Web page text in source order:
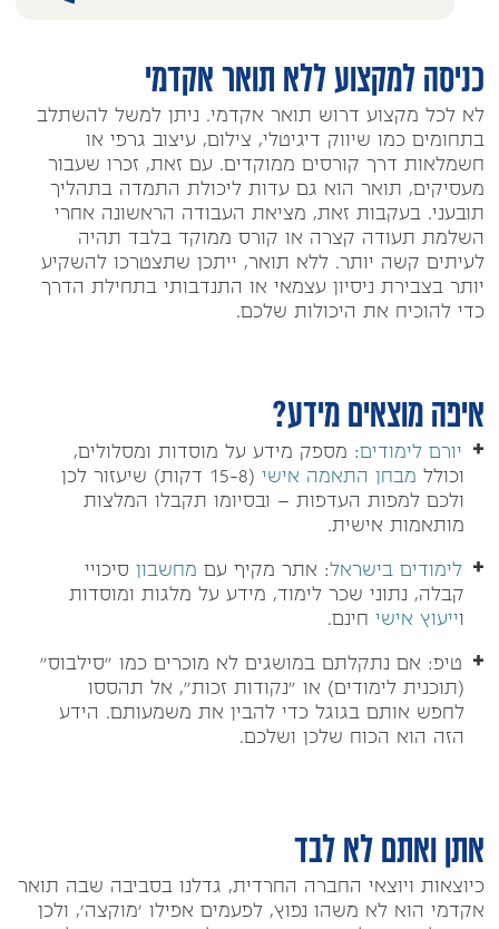
כניסה למקצוע ללא תואר אקדמי
לא לכל מקצוע דרוש תואר אקדמי. ניתן למשל להשתלב
בתחומים כמו שיווק דיגיטלי, צילום, עיצוב גרפי או
חשמלאות דרך קורסים ממוקדים. עם זאת, זכרו שעבור
מעסיקים, תואר הוא גם עדות ליכולת התמדה בתהליך
תובעני. בעקבות זאת, מציאת העבודה הראשונה אחרי
השלמת תעודה קצרה או קורס ממוקד בלבד תהיה
לעיתים קשה יותר. ללא תואר, ייתכן שתצטרכו להשקיע
יותר בצבירת ניסיון עצמאי או התנדבותי בתחילת הדרך
כדי להוכיח את היכולות שלכם.
איפה מוצאים מידע?
יורם לימודים: מספק מידע על מוסדות ומסלולים,
וכולל מבחן התאמה אישי
(15-8 דקות) שיעזור לכן
ולכם למפות העדפות – ובסיומו תקבלו המלצות
מותאמות אישית.
לימודים בישראל: אתר מקיף עם מחשבון סיכויי
קבלה, נתוני שכר לימוד, מידע על מלגות ומוסדות
וייעוץ אישי חינם.
טיפ: אם נתקלתם במושגים לא מוכרים כמו "סילבוס"
(תוכנית לימודים) או "נקודות זכות", אל תהססו
לחפש אותם בגוגל כדי להבין את משמעותם. הידע
הזה הוא הכוח שלכן ושלכם.
אתן ואתם לא לבד
כיוצאות ויוצאי החברה החרדית, גדלנו בסביבה שבה תואר
אקדמי הוא לא משהו נפוץ, לפעמים אפילו 'מוקצה', ולכן